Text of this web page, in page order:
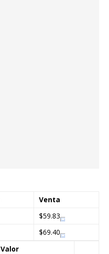
Venta
$59.83
$69.40
Valor